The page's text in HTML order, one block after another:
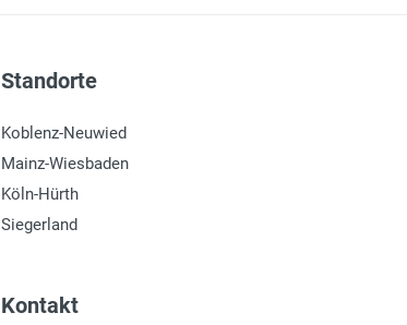
Standorte
Koblenz-Neuwied
Mainz-Wiesbaden
Köln-Hürth
Siegerland
Kontakt